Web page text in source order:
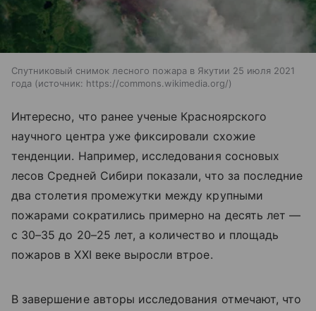
Спутниковый снимок лесного пожара в Якутии 25 июля 2021
года
источник: https://commons.wikimedia.org/
Интересно, что ранее ученые Красноярского
научного центра уже фиксировали схожие
тенденции. Например, исследования сосновых
лесов Средней Сибири показали, что за последние
два столетия промежутки между крупными
пожарами сократились примерно на десять лет —
с 30–35 до 20–25 лет, а количество и площадь
пожаров в XXI веке выросли втрое.
В завершение авторы исследования отмечают, что